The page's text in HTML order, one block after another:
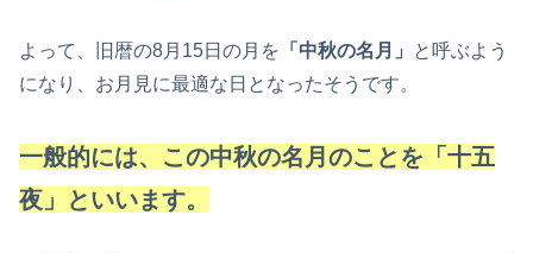
よって、旧暦の8月15日の月を 「中秋の名月」
と呼ぶよう
になり、お月見に最適な日となったそうです。
一般的には、この中秋の名月のことを「十五
夜」といいます。